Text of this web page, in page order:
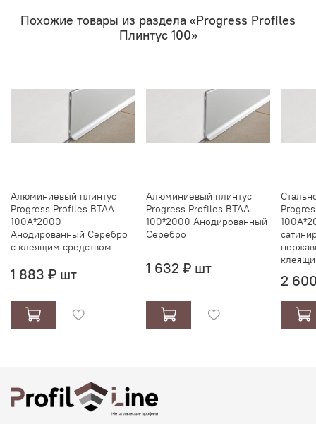
Похожие товары из раздела «Progress Profiles
Плинтус 100»
Алюминиевый плинтус
Progress Profiles BTAA
100А*2000
Анодированный Серебро
с клеящим средством
1 883 ₽ шт
Алюминиевый плинтус
Progress Profiles BTAA
100*2000 Анодированный
Серебро
1 632 ₽ шт
2